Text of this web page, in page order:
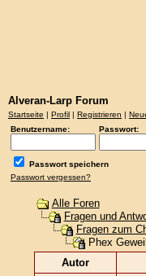
Alveran-Larp Forum
Startseite | Profil | Registrieren |
Benutzername:
Passwort:
Passwort speichern
Passwort vergessen?
Alle Foren
Fragen und
Fragen zum
Phex
Autor